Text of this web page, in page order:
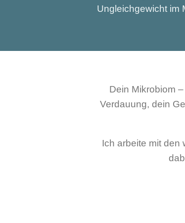
Ungleichgewicht im
Dein Mikrobiom
Verdauung, dein
Ich arbeite mit den